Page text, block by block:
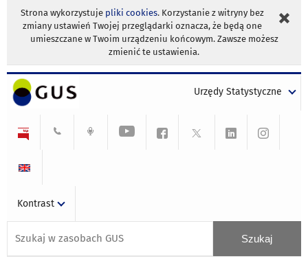
Strona wykorzystuje pliki cookies. Korzystanie z witryny bez
zmiany ustawień Twojej przeglądarki oznacza, że będą one
umieszczane w Twoim urządzeniu końcowym. Zawsze możesz
zmienić te ustawienia.
Urzędy Statystyczne
Kontrast